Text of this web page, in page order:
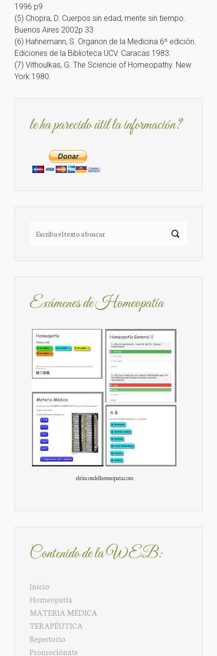
1996 p9
(5) Chopra, D. Cuerpos sin edad, mente sin tiempo.
Buenos Aires 2002p 33
(6) Hahnemann, S. Organon de la Medicina 6º edición.
Ediciones de la Biblioteca UCV. Caracas 1983.
(7) Vithoulkas, G. The Sciencie of Homeopathy. New
York 1980.
le ha parecido útil la información?
Exámenes de Homeopatía
elrincondelhomeopata.com
Contenido de la WEB:
Inicio
Homeopatía
MATERIA MÉDICA
TERAPÉUTICA
Repertorio
Promociónate